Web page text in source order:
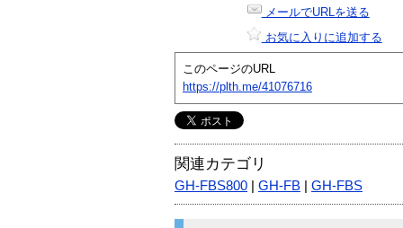
メールでURLを送る
お気に入りに追加する
このページのURL
https://plth.me/41076716
関連カテゴリ
GH-FBS800 GH-FB GH-FBS